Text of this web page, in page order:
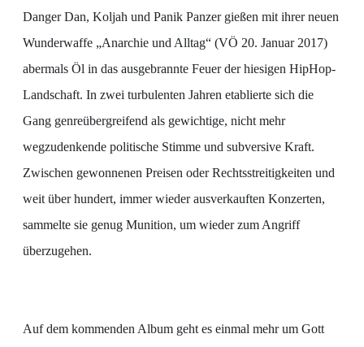
Danger Dan, Koljah und Panik Panzer gießen mit ihrer neuen
Wunderwaffe „Anarchie und Alltag“ (VÖ 20. Januar 2017)
abermals Öl in das ausgebrannte Feuer der hiesigen HipHop-
Landschaft. In zwei turbulenten Jahren etablierte sich die
Gang genreübergreifend als gewichtige, nicht mehr
wegzudenkende politische Stimme und subversive Kraft.
Zwischen gewonnenen Preisen oder Rechtsstreitigkeiten und
weit über hundert, immer wieder ausverkauften Konzerten,
sammelte sie genug Munition, um wieder zum Angriff
überzugehen.
Auf dem kommenden Album geht es einmal mehr um Gott